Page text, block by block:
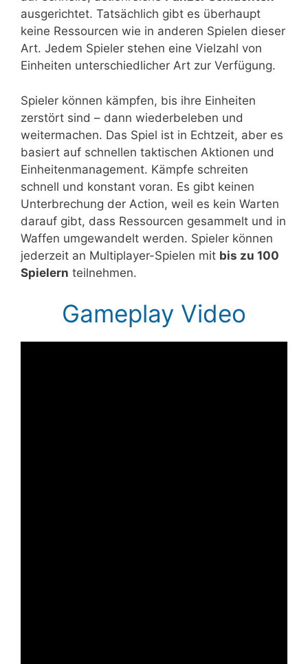
ausgerichtet. Tatsächlich gibt es überhaupt
keine Ressourcen wie in anderen Spielen dieser
Art. Jedem Spieler stehen eine Vielzahl von
Einheiten unterschiedlicher Art zur Verfügung.
Spieler können kämpfen, bis ihre Einheiten
zerstört sind – dann wiederbeleben und
weitermachen. Das Spiel ist in Echtzeit, aber es
basiert auf schnellen taktischen Aktionen und
Einheitenmanagement. Kämpfe schreiten
schnell und konstant voran. Es gibt keinen
Unterbrechung der Action, weil es kein Warten
darauf gibt, dass Ressourcen gesammelt und in
Waffen umgewandelt werden. Spieler können
jederzeit an Multiplayer-Spielen mit bis zu 100
Spielern teilnehmen.
Gameplay Video